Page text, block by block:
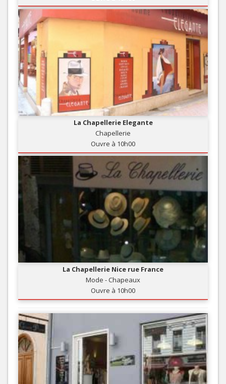
La Chapellerie Elegante
Chapellerie
Ouvre à 10h00
La Chapellerie Nice rue France
Mode - Chapeaux
Ouvre à 10h00